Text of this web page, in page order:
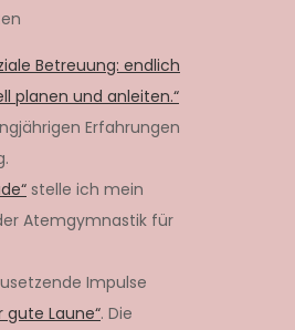
Betreuung: endlich
planen und anleiten.“
Erfahrungen
stelle ich mein
Atemgymnastik für
Impulse
gute Laune“. Die